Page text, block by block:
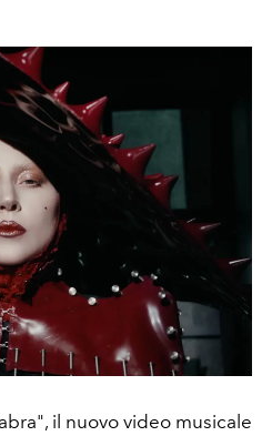
il nuovo video musicale